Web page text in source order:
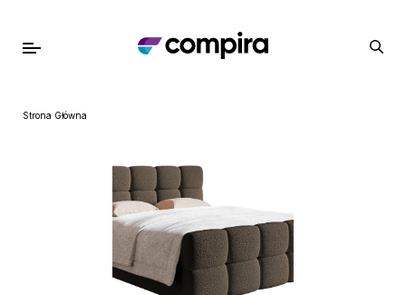
Strona Główna